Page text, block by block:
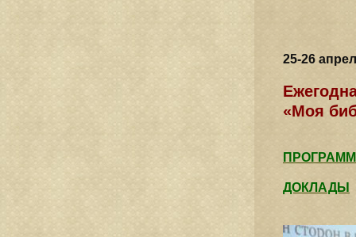
25-26
«Моя
ДОКЛАДЫ